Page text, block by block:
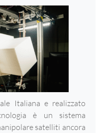
Italiana e realizzato
è un sistema
satelliti ancora